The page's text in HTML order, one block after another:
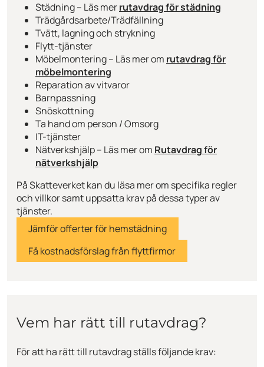
Städning – Läs merrutavdrag för städning
Trädgårdsarbete/Trädfällning
Tvätt, lagning och strykning
Flytt-tjänster
Möbelmontering – Läs mer om rutavdrag för
möbelmontering
Reparation av vitvaror
Barnpassning
Snöskottning
Ta hand om person / Omsorg
IT-tjänster
Nätverkshjälp – Läs mer om Rutavdrag för
nätverkshjälp
På Skatteverket kan du läsa mer om specifika regler
och villkor samt uppsatta krav på dessa typer av
tjänster.
Jämför offerter för hemstädning
Få kostnadsförslag från flyttfirmor
Vem har rätt till rutavdrag?
För att ha rätt till rutavdrag ställs följande krav: